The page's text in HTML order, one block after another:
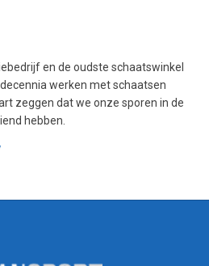
en de oudste schaatswinkel
werken met schaatsen
zeggen dat we onze sporen in de
hebben.